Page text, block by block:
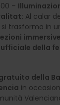
–
Al calar
trasforma in
della
della
in